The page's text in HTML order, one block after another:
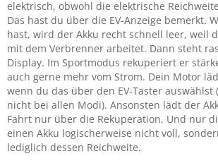
elektrisch, obwohl die elektrische
Das hast du über die EV-Anzeige bemerkt.
hast, wird der Akku recht schnell leer, weil
mit dem Verbrenner arbeitet. Dann steht
Display. Im Sportmodus rekuperiert er
auch gerne mehr vom Strom. Dein Motor
wenn du das über den EV-Taster auswählst
nicht bei allen Modi). Ansonsten lädt der
Fahrt nur über die Rekuperation. Und nur
einen Akku logischerweise nicht voll,
lediglich dessen Reichweite.